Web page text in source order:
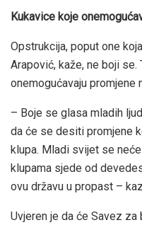
Kukavice koje
Opstrukcija, poput one
Arapović, kaže, ne boji
onemogućavaju promjene
– Boje se glasa mladih
da će se desiti promjene
klupa. Mladi svijet se
klupama sjede od
ovu državu u propast –
Uvjeren je da će Savez